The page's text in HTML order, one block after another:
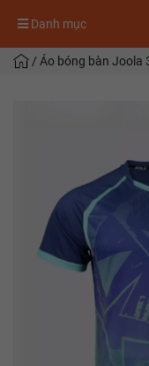
Danh mục
/ Áo bóng bàn Joola